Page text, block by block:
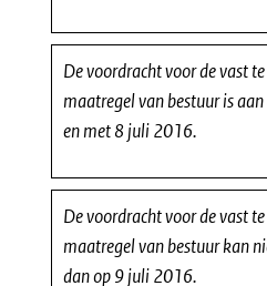
De voordracht voor de vast
maatregel van bestuur is
en met 8 juli 2016.
De voordracht voor de vast
maatregel van bestuur kan
dan op 9 juli 2016.